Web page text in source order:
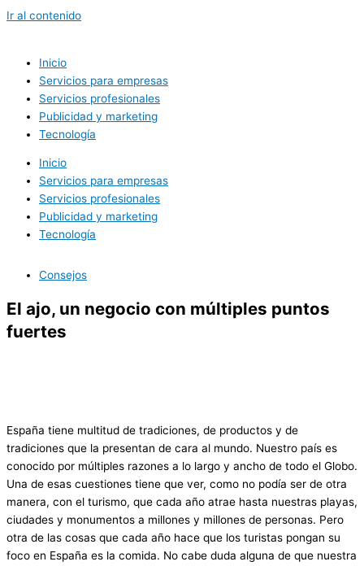
Ir al contenido
Inicio
Servicios para empresas
Servicios profesionales
Publicidad y marketing
Tecnología
Inicio
Servicios para empresas
Servicios profesionales
Publicidad y marketing
Tecnología
Consejos
El ajo, un negocio con múltiples puntos
fuertes
España tiene multitud de tradiciones, de productos y de
tradiciones que la presentan de cara al mundo. Nuestro país es
conocido por múltiples razones a lo largo y ancho de todo el Globo.
Una de esas cuestiones tiene que ver, como no podía ser de otra
manera, con el turismo, que cada año atrae hasta nuestras playas,
ciudades y monumentos a millones y millones de personas. Pero
otra de las cosas que cada año hace que los turistas pongan su
foco en España es la comida. No cabe duda alguna de que nuestra